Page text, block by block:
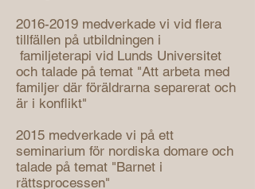
2016-2019 medverkade vi vid flera
tillfällen på utbildningen i
familjeterapi vid Lunds Universitet
och talade på temat "Att arbeta med
familjer där föräldrarna separerat och
är i konflikt"
2015 medverkade vi på ett
seminarium för nordiska domare och
talade på temat "Barnet i
rättsprocessen"